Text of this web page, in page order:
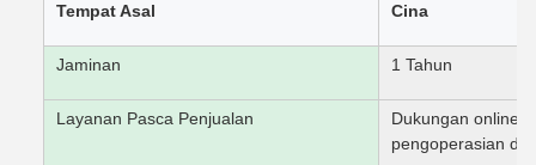
Tempat Asal Cina
Jaminan 1 Tahun
Layanan Pasca Penjualan
Dukungan online,
pengoperasian